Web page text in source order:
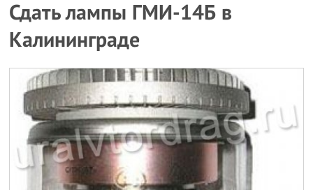
Сдать лампы ГМИ-14Б в
Калининграде